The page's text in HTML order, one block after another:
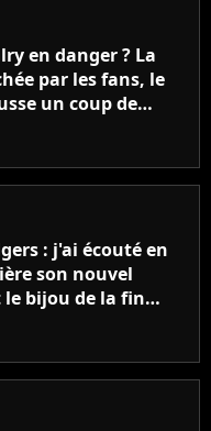
en danger ? La
par les fans, le
un coup de
: j'ai écouté en
son nouvel
bijou de la fin